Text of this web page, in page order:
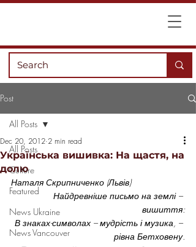
Post
All Posts
Culture
Featured
News Ukraine
News Vancouver
All Posts
Українська вишивка: На щастя, на
долю
Dec 20, 2012 2 min read
Наталя Скрипниченко (Львів)
Найдревніше письмо на землі –
вишиття:
рівна Бетховену.